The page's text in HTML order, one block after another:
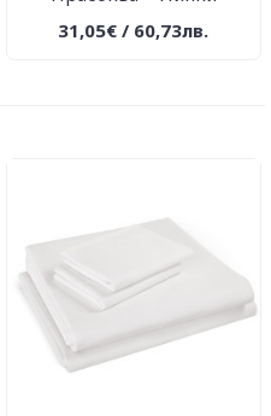
31,05€ / 60,73лв.